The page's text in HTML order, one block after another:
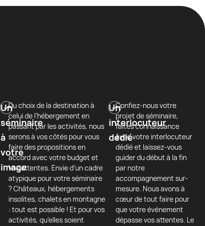
Un
séminaire
à
votre
image
Du choix de la destination à
celui de l’hébergement en
passant par les activités, nous
serons à vos côtés pour vous
faire des propositions en
accord avec votre budget et
vos attentes. Envie d’un cadre
atypique pour votre séminaire
? Châteaux, hébergements
insolites, chalets en montagne
: tout est possible ! Et pour vos
activités, qu’elles soient
Un
interlocuteur
dédié
Confiez-nous votre
projet de séminaire,
faites connaissance
avec votre interlocuteur
dédié et laissez-vous
guider du début à la fin
par notre
accompagnement sur-
mesure. Nous avons à
cœur de tout faire pour
que votre événement
dépasse vos attentes. Le